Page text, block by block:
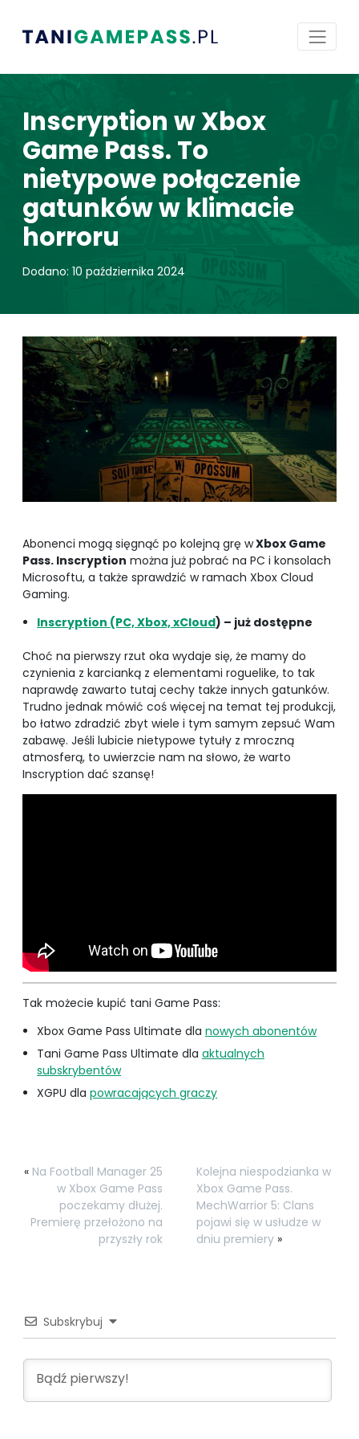
Inscryption w Xbox
Game Pass. To
nietypowe połączenie
gatunków w klimacie
horroru
Dodano: 10 października 2024
Abonenci mogą sięgnąć po kolejną grę wXbox Game
Pass. Inscryption można już pobrać na PC i konsolach
Microsoftu, a także sprawdzić w ramach Xbox Cloud
Gaming.
Inscryption (PC, Xbox, xCloud) – już dostępne
Choć na pierwszy rzut oka wydaje się, że mamy do
czynienia z karcianką z elementami roguelike, to tak
naprawdę zawarto tutaj cechy także innych gatunków.
Trudno jednak mówić coś więcej na temat tej produkcji,
bo łatwo zdradzić zbyt wiele i tym samym zepsuć Wam
zabawę. Jeśli lubicie nietypowe tytuły z mroczną
atmosferą, to uwierzcie nam na słowo, że warto
Inscryption dać szansę!
Tak możecie kupić tani Game Pass:
Xbox Game Pass Ultimate dla nowych abonentów
Tani Game Pass Ultimate dla aktualnych
subskrybentów
XGPU dla powracających graczy
« Na Football Manager 25
w Xbox Game Pass
poczekamy dłużej.
Premierę przełożono na
przyszły rok
Kolejna niespodzianka w
Xbox Game Pass.
MechWarrior 5: Clans
pojawi się w usłudze w
dniu premiery »
Subskrybuj